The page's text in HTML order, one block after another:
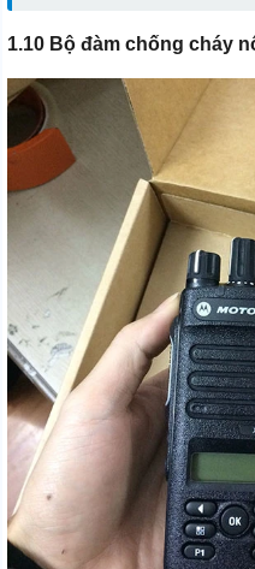
1.10 Bộ đàm chống cháy